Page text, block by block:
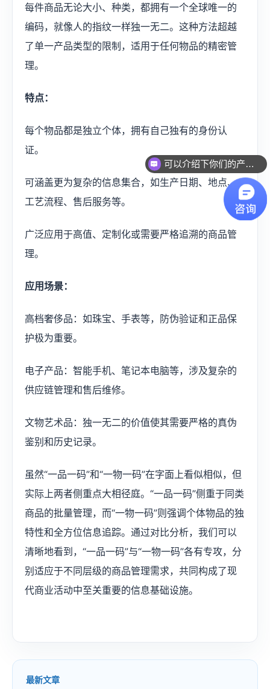
每件商品无论大小、种类，都拥有一个全球唯一的
编码，就像人的指纹一样独一无二。这种方法超越
了单一产品类型的限制，适用于任何物品的精密管
理。
特点：
每个物品都是独立个体，拥有自己独有的身份认
证。
可涵盖更为复杂的信息集合，如生产日期、地点、
工艺流程、售后服务等。
广泛应用于高值、定制化或需要严格追溯的商品管
理。
应用场景：
高档奢侈品：如珠宝、手表等，防伪验证和正品保
护极为重要。
电子产品：智能手机、笔记本电脑等，涉及复杂的
供应链管理和售后维修。
文物艺术品：独一无二的价值使其需要严格的真伪
鉴别和历史记录。
虽然“一品一码”和“一物一码”在字面上看似相似，但
实际上两者侧重点大相径庭。“一品一码”侧重于同类
商品的批量管理，而“一物一码”则强调个体物品的独
特性和全方位信息追踪。通过对比分析，我们可以
清晰地看到，“一品一码”与“一物一码”各有专攻，分
别适应于不同层级的商品管理需求，共同构成了现
代商业活动中至关重要的信息基础设施。
最新文章
可以介绍下你们的产品么？